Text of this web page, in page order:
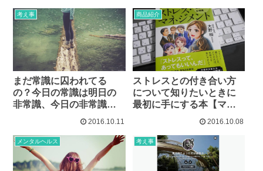
考え事
まだ常識に囚われてる
の？今日の常識は明日の
非常識、今日の非常識は
明日の常識ですよ。
2016.10.11
商品紹介
ストレスとの付き合い方
について知りたいときに
最初に手にする本【マン
ガでわかりやすいストレ
スマネジメント – 大野
裕】
2016.10.08
メンタルヘルス 考え事